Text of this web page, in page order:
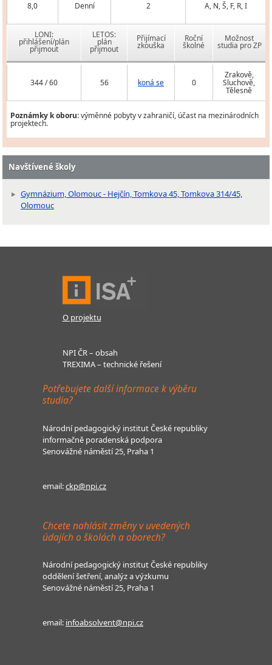
8,0 Denní 2 A, N, Š, F, R, I
LONI:
přihlášení/plán
přijmout
LETOS:
plán
přijmout
Přijímací
zkouška
Roční
školné
Možnost
studia pro ZP
344 / 60 56 koná se 0
Zrakově,
Sluchově,
Tělesně
Poznámky k oboru:výměnné pobyty v zahraničí, účast na mezinárodních
projektech.
Navštívené školy
Gymnázium, Olomouc - Hejčín, Tomkova 45, Tomkova 314/45,
Olomouc
O projektu
NPI ČR – obsah
TREXIMA – technické řešení
Potřebujete další informace k výběru
studia?
Národní pedagogický institut České republiky
informačně poradenská podpora
Senovážné náměstí 25, Praha 1
email:ckp@npi.cz
Chcete nahlásit změny v uvedených
údajích o školách a oborech?
Národní pedagogický institut České republiky
oddělení šetření, analýz a výzkumu
Senovážné náměstí 25, Praha 1
email: infoabsolvent@npi.cz